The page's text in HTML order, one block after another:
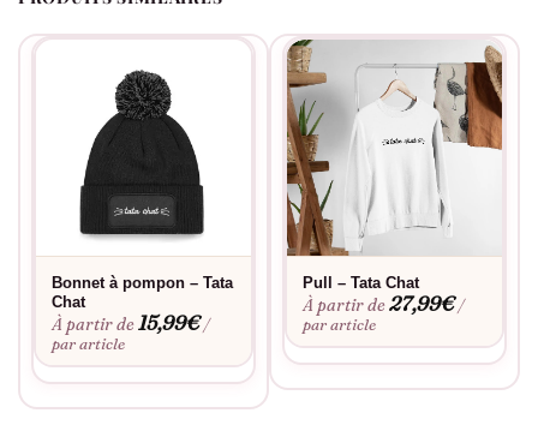
Bonnet à pompon – Tata
Chat
À partir de15,99€ /
par article
Pull – Tata Chat
À partir de27,99€ /
par article